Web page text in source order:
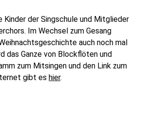
Kinder der Singschule und Mitglieder
Im Wechsel zum Gesang
auch noch mal
das Ganze von Blockflöten und
zum Mitsingen und den Link zum
gibt es hier.